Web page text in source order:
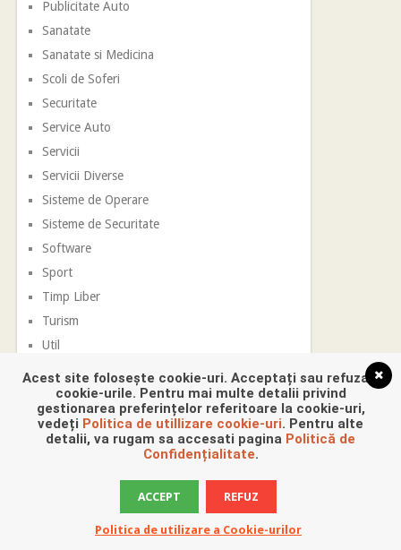
Publicitate Auto
Sanatate
Sanatate si Medicina
Scoli de Soferi
Securitate
Service Auto
Servicii
Servicii Diverse
Sisteme de Operare
Sisteme de Securitate
Software
Sport
Timp Liber
Turism
Util
Promovare Digitala Copyright © 2026.
Acest site folosește cookie-uri. Acceptați sau refuzați
cookie-urile. Pentru mai multe detalii privind
gestionarea preferințelor referitoare la cookie-uri,
vedeți Politica de utillizare cookie-uri. Pentru alte
detalii, va rugam sa accesati pagina Politică de
Confidențialitate.
ACCEPT REFUZ
Politica de utilizare a Cookie-urilor